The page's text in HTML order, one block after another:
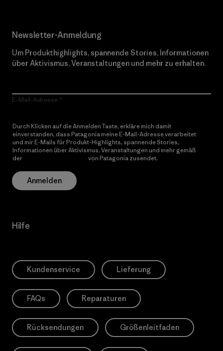
Newsletter-Anmeldung
Um Produkthighlights, spannende Stories, Informationen
über Aktivismus, Veranstaltungen und mehr zu erhalten.
E-Mail-Adresse
Durch Klicken auf die Anmelden Taste, erkläre mich damit
einverstanden, dass Patagonia meine E-Mail-Adresse verarbeitet
und mir E-Mails für Produkt-Highlights, spannende Stories,
Informationen über Aktivismus, Veranstaltungen und mehr gemäß
der
von Patagonia zusendet.
Anmelden
Hilfe
Kundenservice Lieferung
FAQs Reparaturen
Rücksendungen Größenleitfaden